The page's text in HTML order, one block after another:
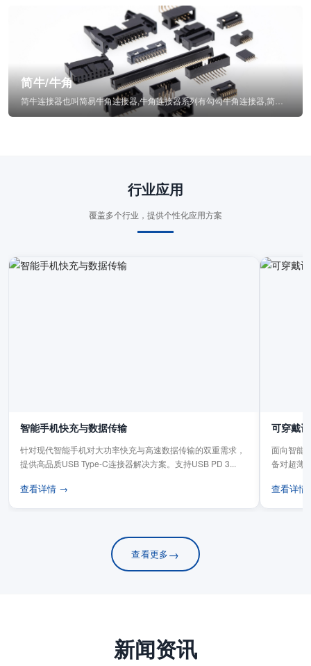
简牛/牛角
行业应用
覆盖多个行业，提供个性化应用方案
智能手机快充与数据传输
针对现代智能手机对大功率快充与高速数据传输的双重需求，
提供高品质USB Type-C连接器解决方案。支持USB PD 3...
查看详情 →
可穿戴
面向智能
备对超薄
查看详
查看更多→
新闻资讯